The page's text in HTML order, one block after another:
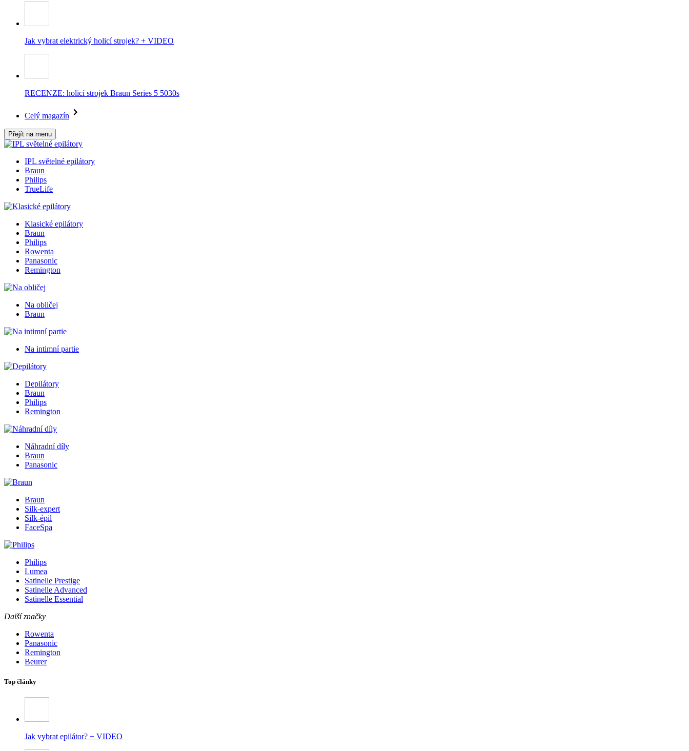
Jak vybrat elektrický holicí strojek? + VIDEO
RECENZE: holicí strojek Braun Series 5 5030s
Celý magazín
Přejít na menu
IPL světelné epilátory
Braun
Philips
TrueLife
Klasické epilátory
Braun
Philips
Rowenta
Panasonic
Remington
Na obličej
Braun
Na intimní partie
Depilátory
Braun
Philips
Remington
Náhradní díly
Braun
Panasonic
Braun
Silk-expert
Silk-épil
FaceSpa
Philips
Lumea
Satinelle Prestige
Satinelle Advanced
Satinelle Essential
Další značky
Rowenta
Panasonic
Remington
Beurer
Top články
Jak vybrat epilátor? + VIDEO